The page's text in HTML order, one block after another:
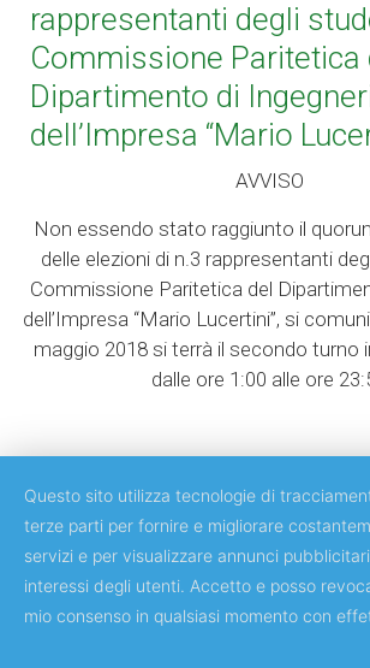
rappresentanti degli
Commissione Paritetica
Dipartimento di
dell’Impresa “Mario
AVVISO
Non essendo stato raggiunto il
delle elezioni di n.3 rappresentanti
Commissione Paritetica del
dell’Impresa “Mario Lucertini”, si
maggio 2018 si terrà il secondo turno
dalle ore 1:00 alle ore
Copyright © 2018 Università degli Studi di Roma Tor
Questo sito utilizza tecnologie di
terze parti per fornire e migliorare
servizi e per visualizzare annunci
interessi degli utenti. Accetto e posso
mio consenso in qualsiasi momento con